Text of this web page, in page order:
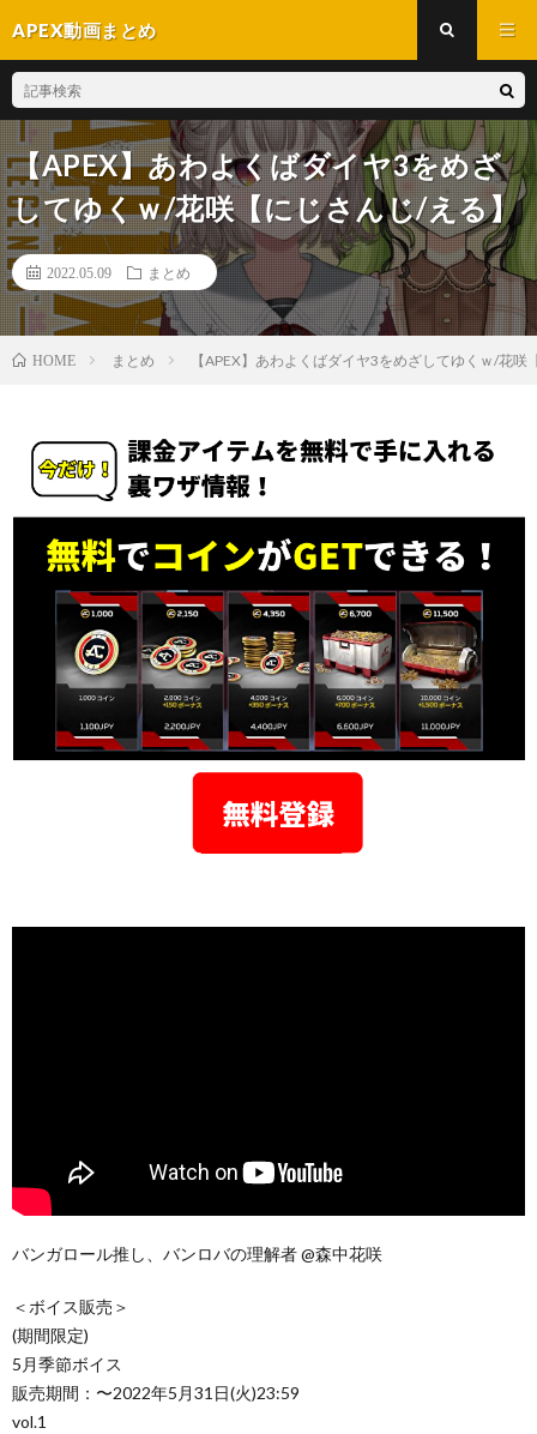
APEX動画まとめ
【APEX】あわよくばダイヤ3をめざ
してゆくｗ/花咲【にじさんじ/える】
2022.05.09 まとめ
HOME まとめ 【APEX】あわよくばダイヤ3をめざしてゆくｗ/花咲
バンガロール推し、バンロバの理解者 @森中花咲
＜ボイス販売＞
(期間限定)
5月季節ボイス
販売期間：〜2022年5月31日(火)23:59
vol.1